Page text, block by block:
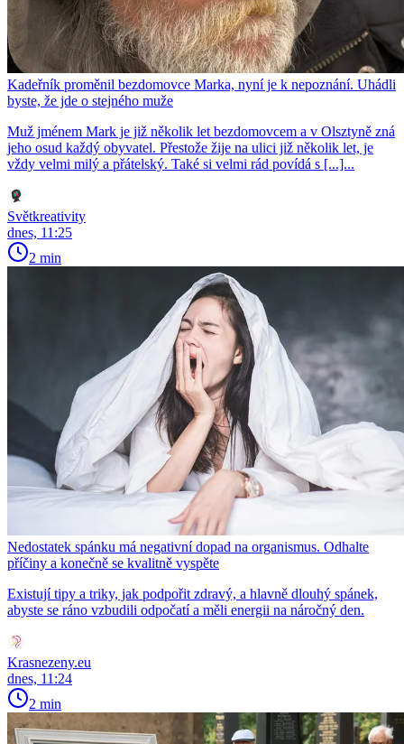
Kadeřník proměnil bezdomovce Marka, nyní je k nepoznání. Uhádli
byste, že jde o stejného muže
Muž jménem Mark je již několik let bezdomovcem a v Olsztyně zná
jeho osud každý obyvatel. Přestože žije na ulici již několik let, je
vždy velmi milý a přátelský. Také si velmi rád povídá s [...]...
Světkreativity
dnes, 11:25
2 min
Nedostatek spánku má negativní dopad na organismus. Odhalte
příčiny a konečně se kvalitně vyspěte
Existují tipy a triky, jak podpořit zdravý, a hlavně dlouhý spánek,
abyste se ráno vzbudili odpočatí a měli energii na náročný den.
Krasnezeny.eu
dnes, 11:24
2 min